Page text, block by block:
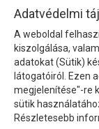
HÍRLEVÉL
Íratkozzon fel
Feliratkozom
Adatvédelmi
A weboldal
kiszolgálása,
adatokat (Sütik)
látogatóiról. Ezen
megjelenítése"-re
sütik
Részletesebb